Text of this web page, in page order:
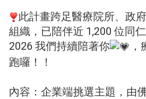
此計畫跨足醫療院所、政
組織，已陪伴近 1,200 位同仁
2026 我們持續陪著你
跑囉！！
內容：企業端挑選主題，由